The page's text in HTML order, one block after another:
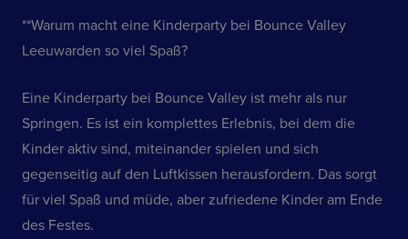
**Warum macht eine Kinderparty bei Bounce Valley
Leeuwarden so viel Spaß?
Eine Kinderparty bei Bounce Valley ist mehr als nur
Springen. Es ist ein komplettes Erlebnis, bei dem die
Kinder aktiv sind, miteinander spielen und sich
gegenseitig auf den Luftkissen herausfordern. Das sorgt
für viel Spaß und müde, aber zufriedene Kinder am Ende
des Festes.